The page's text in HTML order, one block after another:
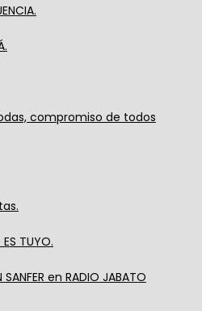
compromiso de todos
TUYO.
en RADIO JABATO